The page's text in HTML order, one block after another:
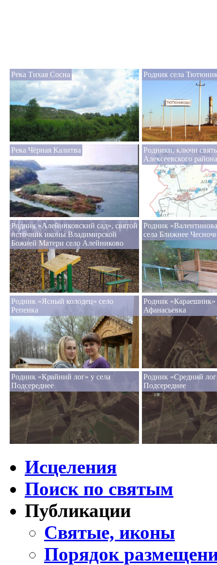
Река Тихая Сосна Родник села
Река Чёрная Калитва
Родники, ключи
Алексеевского района
Родник «Алейниковский сад», святой
источник иконы Владимирской
Божией Матери село Алейниково
Родник
села Ближнее
Родник «Ясный колодец» село
Репенка
Родник «Караешник»
Афанасьевка
Родник «Крайний лог» у села
Подсереднее
Родник «Средний
Подсереднее
Исцеления
Поиск по святым
Публикации
Святые, иконы
Порядок